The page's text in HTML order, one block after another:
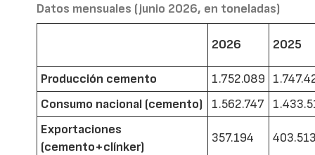
Datos mensuales (junio 2026, en toneladas)
2026 2025
Producción cemento 1.752.089
Consumo nacional (cemento)
1.562.747
Exportaciones
(cemento+clínker)
357.194